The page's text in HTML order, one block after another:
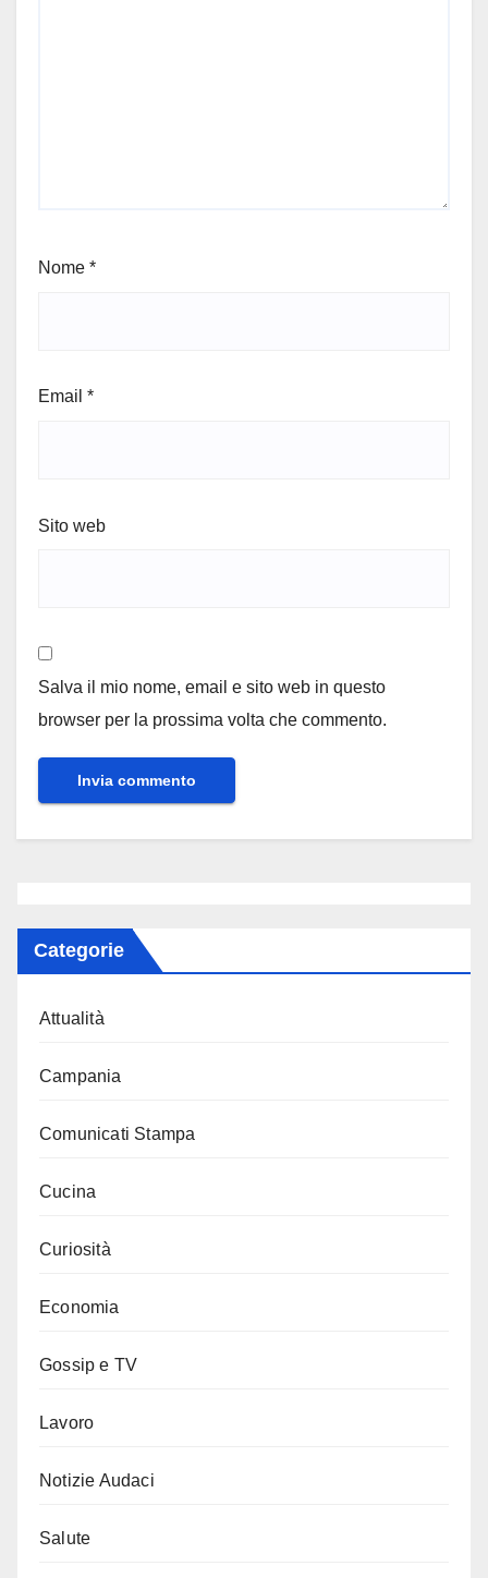
Nome *
Email *
Sito web
Salva il mio nome, email e sito web in questo
browser per la prossima volta che commento.
Categorie
Attualità
Campania
Comunicati Stampa
Cucina
Curiosità
Economia
Gossip e TV
Lavoro
Notizie Audaci
Salute